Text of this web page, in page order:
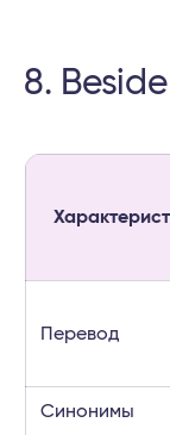
8.
Перевод
Синонимы